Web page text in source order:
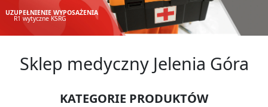
UZUPEŁNIENIE WYPOSAŻENIA
R1 wytyczne KSRG
Sklep medyczny Jelenia Góra
KATEGORIE PRODUKTÓW